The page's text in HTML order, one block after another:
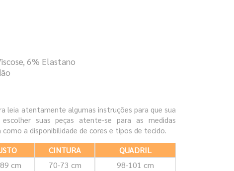
6% Elastano
leia atentamente algumas instruções para que sua
suas peças atente-se para as medidas
como a disponibilidade de cores e tipos de tecido.
CINTURA
QUADRIL
cm 70-73 cm
98-101 cm